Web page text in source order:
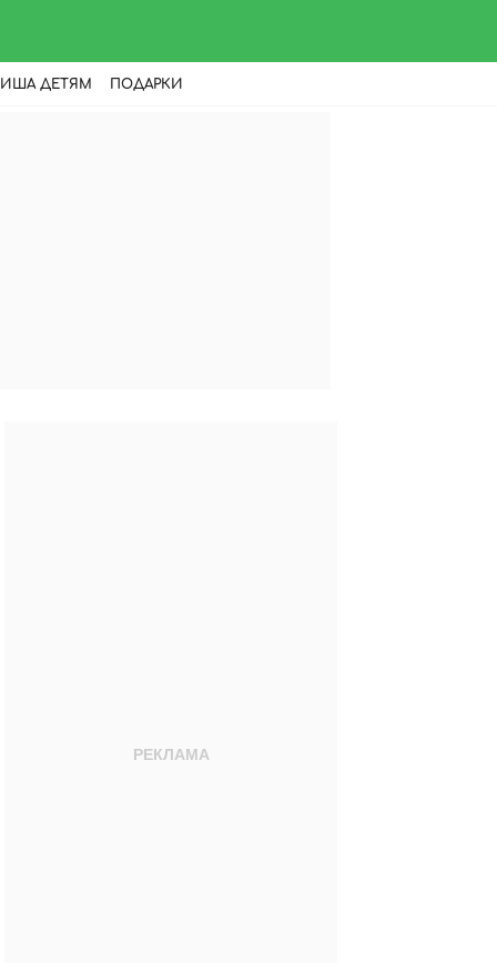
ДЕТЯМ ПОДАРКИ